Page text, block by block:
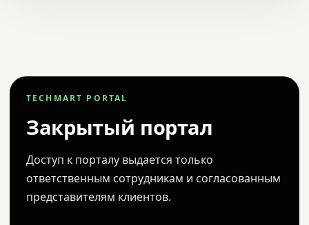
TECHMART PORTAL
Закрытый портал
Доступ к порталу выдается только
ответственным сотрудникам и согласованным
представителям клиентов.